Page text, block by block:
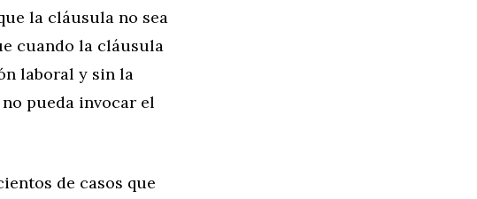
la cláusula no sea
cuando la cláusula
laboral y sin la
pueda invocar el
de casos que